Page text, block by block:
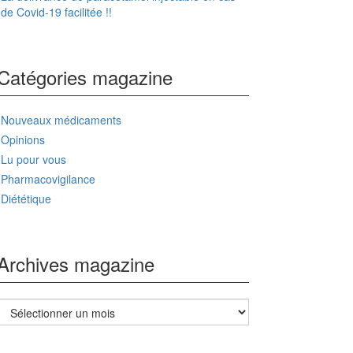
de Covid-19 facilitée !!
magazine
Nouveaux médicaments
Opinions
Lu pour vous
Pharmacovigilance
Diététique
magazine